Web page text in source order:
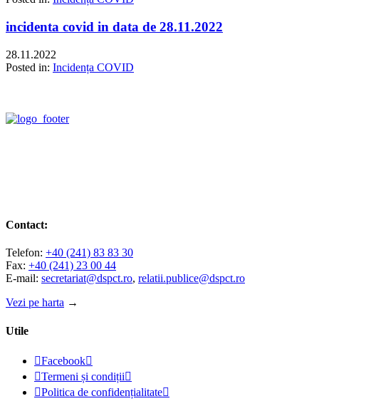
incidenta covid in data de 28.11.2022
28.11.2022
Posted in: Incidența COVID
Contact:
Telefon: +40 (241) 83 83 30
Fax: +40 (241) 23 00 44
E-mail: secretariat@dspct.ro, relatii.publice@dspct.ro
Vezi pe harta →
Utile
Facebook
Termeni și condiții
Politica de confidențialitate